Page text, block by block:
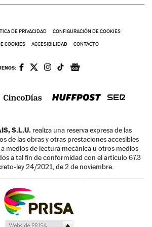
DE PRIVACIDAD CONFIGURACIÓN DE COOKIES
COOKIES ACCESIBILIDAD CONTACTO
S.L.U. realiza una reserva expresa de las
de las obras y otras prestaciones accesibles
medios de lectura mecánica u otros medios
a tal fin de conformidad con el artículo 67.3
ley 24/2021, de 2 de noviembre.